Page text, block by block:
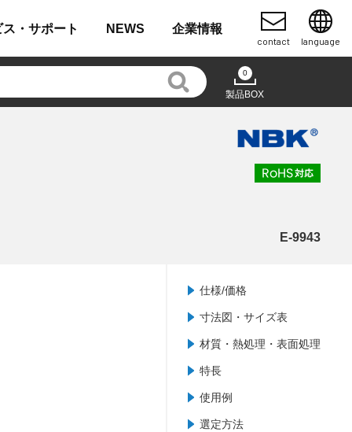
・ サポート NEWS 企業情報
contact language
0
製品BOX
E-9943
仕様/価格
寸法図・サイズ表
材質・熱処理・表面処理
特長
使用例
選定方法